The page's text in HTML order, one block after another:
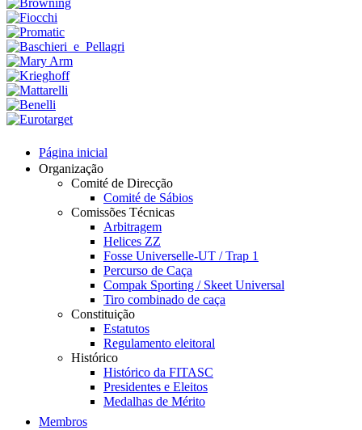
Página inicial
Organização
Comité de Direcção
Comité de Sábios
Comissões Técnicas
Arbitragem
Helices ZZ
Fosse Universelle-UT / Trap 1
Percurso de Caça
Compak Sporting / Skeet Universal
Tiro combinado de caça
Constituição
Estatutos
Regulamento eleitoral
Histórico
Histórico da FITASC
Presidentes e Eleitos
Medalhas de Mérito
Membros